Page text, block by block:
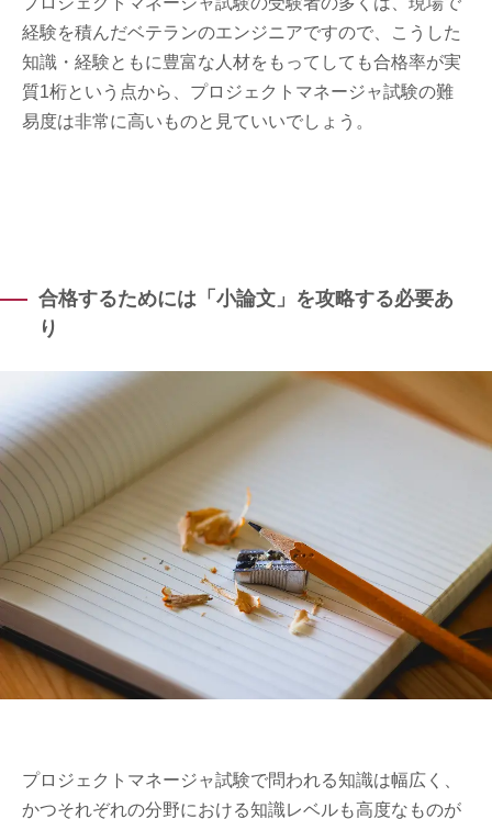
経験を積んだベテランのエンジニアですので、こうした
知識・経験ともに豊富な人材をもってしても合格率が実
質1桁という点から、プロジェクトマネージャ試験の難
易度は非常に高いものと見ていいでしょう。
合格するためには「小論文」を攻略する必要あ
り
プロジェクトマネージャ試験で問われる知識は幅広く、
かつそれぞれの分野における知識レベルも高度なものが